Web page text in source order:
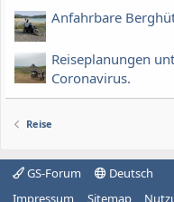
Anfahrbare
Reiseplanungen
Coronavirus.
Reise
GS-Forum
Deutsch
Impressum
Sitemap